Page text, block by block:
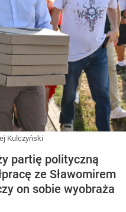
Kulczyński
partię polityczną
ze Sławomirem
on sobie wyobraża